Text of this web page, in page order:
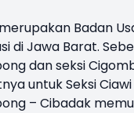
Badan
di Jawa Barat.
dan seksi
untuk Seksi
– Cibadak